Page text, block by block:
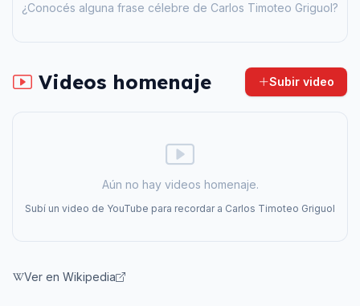
¿Conocés alguna frase célebre de Carlos Timoteo Griguol?
Videos homenaje Subir video
Aún no hay videos homenaje.
Subí un video de YouTube para recordar a Carlos Timoteo Griguol
Ver en Wikipedia